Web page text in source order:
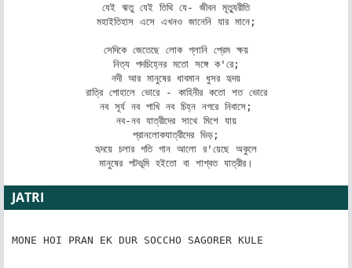
যেই ঋতু যেই তিথি যে- জীবন মূত্যুরীতি
মহাইতিহাস এসে এখনও জানেনি যার মানে;
সেদিকে জেতেছে লোক গ্লানি প্রেম ক্ষয়
নিত্য পদচিহ্নের মতো সঙ্গে ক'রে;
নদী আর মানুষের ধাবমান ধুসর হৃদয়
রাত্রি পোহালে ভোরে - কাহিনীর কতো শত ভোরে
নব সূর্য নব পাখি নব চিহ্ন নগরে নিবাসে;
নব-নব যাত্রীদের সাথে মিশে যায়
প্রানলোকযাত্রীদের ভিড়;
হৃদয়ে চলার গতি গান আলো র'য়েছে অকুলে
মানুষের পটভূমি হইতো বা শাশ্বত যাত্রীর।
JATRI
MONE HOI PRAN EK DUR SOCCHO SAGORER KULE